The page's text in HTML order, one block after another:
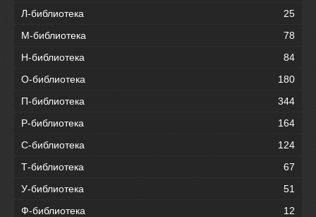
Л-библиотека
25
М-библиотека
78
Н-библиотека
84
О-библиотека
180
П-библиотека
344
Р-библиотека
164
С-библиотека
124
Т-библиотека
67
У-библиотека
51
Ф-библиотека
12